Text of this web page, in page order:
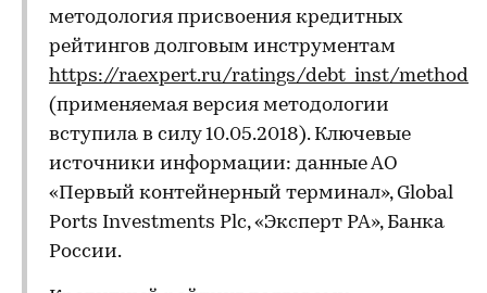
методология присвоения кредитных
рейтингов долговым инструментам
https://raexpert.ru/ratings/debt_inst/method
(применяемая версия методологии
вступила в силу 10.05.2018). Ключевые
источники информации: данные АО
«Первый контейнерный терминал», Global
Ports Investments Plc, «Эксперт РА», Банка
России.